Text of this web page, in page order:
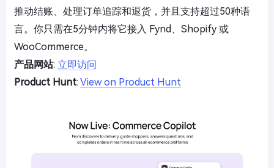
推动结账、处理订单追踪和退货，并且支持超过50种语
言。你只需在5分钟内将它接入 Fynd、Shopify 或
WooCommerce。
产品网站: 立即访问
Product Hunt: View on Product Hunt